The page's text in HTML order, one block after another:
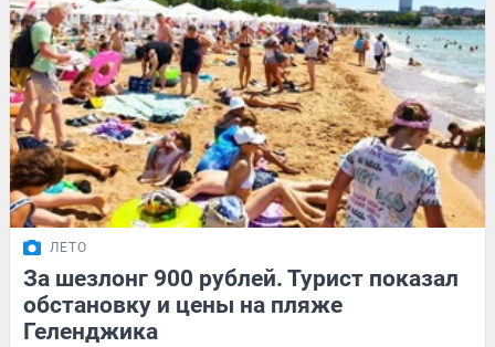
ЛЕТО
За шезлонг 900 рублей. Турист показал
обстановку и цены на пляже
Геленджика